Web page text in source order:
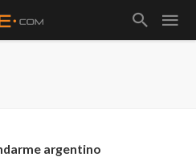
argentino